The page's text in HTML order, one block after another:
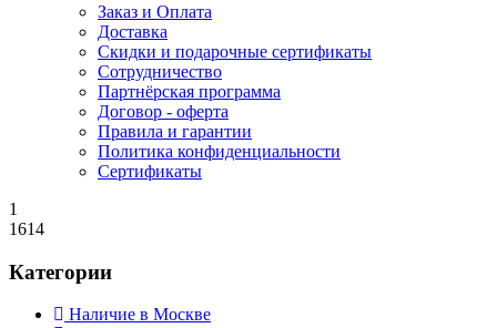
Заказ и Оплата
Доставка
Скидки и подарочные сертификаты
Сотрудничество
Партнёрская программа
Договор - оферта
Правила и гарантии
Политика конфиденциальности
Сертификаты
1
1614
Категории
Наличие в Москве